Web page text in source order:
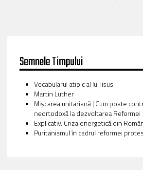
Semnele Timpului
Vocabularul atipic al lui Iisus
Martin Luther
Mișcarea unitariană | Cum poate
neortodoxă la dezvoltarea Reformei
Explicativ. Criza energetică din
Puritanismul în cadrul reformei